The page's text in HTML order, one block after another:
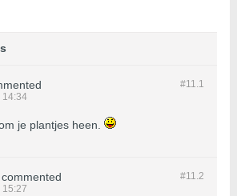
#11.1
14:34
je plantjes heen.
#11.2
commented
15:27